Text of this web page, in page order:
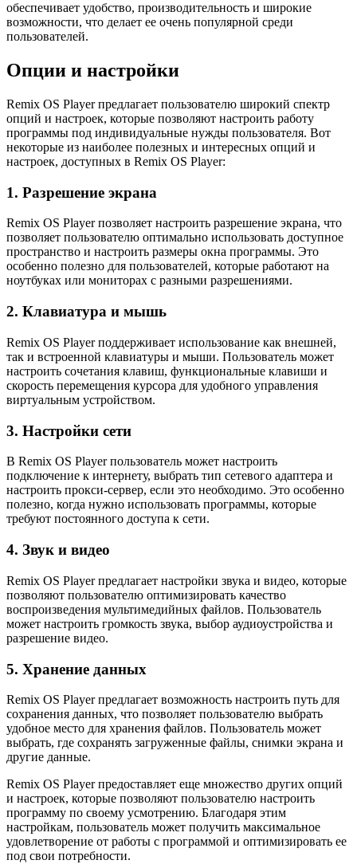
обеспечивает удобство, производительность и широкие
возможности, что делает ее очень популярной среди
пользователей.
Опции и настройки
Remix OS Player предлагает пользователю широкий спектр
опций и настроек, которые позволяют настроить работу
программы под индивидуальные нужды пользователя. Вот
некоторые из наиболее полезных и интересных опций и
настроек, доступных в Remix OS Player:
1. Разрешение экрана
Remix OS Player позволяет настроить разрешение экрана, что
позволяет пользователю оптимально использовать доступное
пространство и настроить размеры окна программы. Это
особенно полезно для пользователей, которые работают на
ноутбуках или мониторах с разными разрешениями.
2. Клавиатура и мышь
Remix OS Player поддерживает использование как внешней,
так и встроенной клавиатуры и мыши. Пользователь может
настроить сочетания клавиш, функциональные клавиши и
скорость перемещения курсора для удобного управления
виртуальным устройством.
3. Настройки сети
В Remix OS Player пользователь может настроить
подключение к интернету, выбрать тип сетевого адаптера и
настроить прокси-сервер, если это необходимо. Это особенно
полезно, когда нужно использовать программы, которые
требуют постоянного доступа к сети.
4. Звук и видео
Remix OS Player предлагает настройки звука и видео, которые
позволяют пользователю оптимизировать качество
воспроизведения мультимедийных файлов. Пользователь
может настроить громкость звука, выбор аудиоустройства и
разрешение видео.
5. Хранение данных
Remix OS Player предлагает возможность настроить путь для
сохранения данных, что позволяет пользователю выбрать
удобное место для хранения файлов. Пользователь может
выбрать, где сохранять загруженные файлы, снимки экрана и
другие данные.
Remix OS Player предоставляет еще множество других опций
и настроек, которые позволяют пользователю настроить
программу по своему усмотрению. Благодаря этим
настройкам, пользователь может получить максимальное
удовлетворение от работы с программой и оптимизировать ее
под свои потребности.